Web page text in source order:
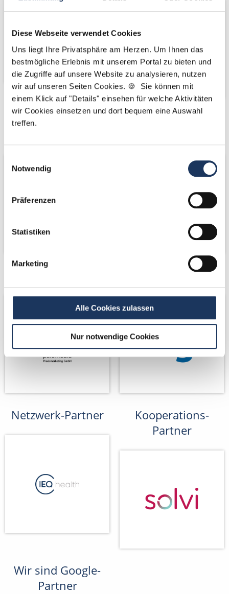
Diese Webseite verwendet Cookies
Uns liegt Ihre Privatsphäre am Herzen. Um Ihnen das
bestmögliche Erlebnis mit unserem Portal zu bieten und
die Zugriffe auf unsere Website zu analysieren, nutzen
wir auf unseren Seiten Cookies. 🍪 Sie können mit
einem Klick auf "Details" einsehen für welche Aktivitäten
wir Cookies einsetzen und dort bequem eine Auswahl
treffen.
Notwendig
Präferenzen
Statistiken
Marketing
Alle Cookies zulassen
Nur notwendige Cookies
Kooperations-
Kooperations-
Netzwerk-Partner
Netzwerk-Partner
Kooperations-
Partner
Wir sind Google-
Partner